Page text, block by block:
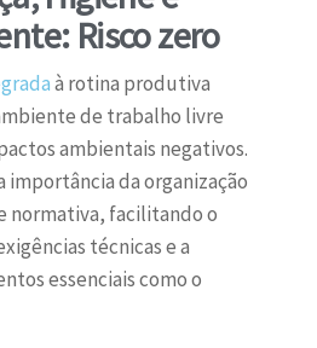
Risco zero
à rotina produtiva
de trabalho livre
ambientais negativos.
importância da organização
normativa, facilitando o
técnicas e a
essenciais como o